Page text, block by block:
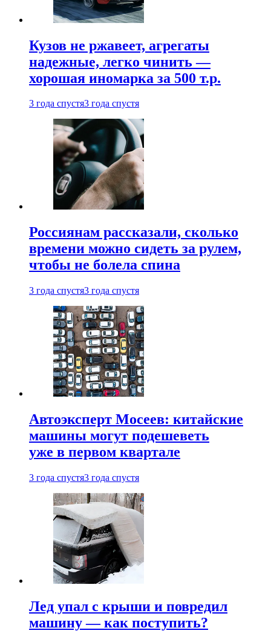
Кузов не ржавеет, агрегаты
надежные, легко чинить —
хорошая иномарка за 500 т.р.
3 года спустя3 года спустя
Россиянам рассказали, сколько
времени можно сидеть за рулем,
чтобы не болела спина
3 года спустя3 года спустя
Автоэксперт Мосеев: китайские
машины могут подешеветь
уже в первом квартале
3 года спустя3 года спустя
Лед упал с крыши и повредил
машину — как поступить?